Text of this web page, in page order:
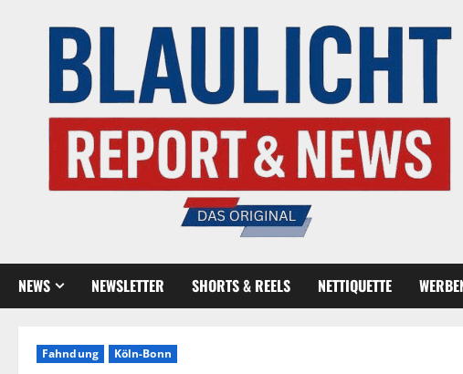
NEWS NEWSLETTER SHORTS & REELS NETTIQUETTE
Fahndung Köln-Bonn